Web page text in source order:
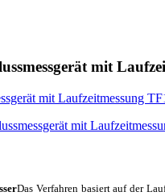
mit
Das Verfahren basiert auf der